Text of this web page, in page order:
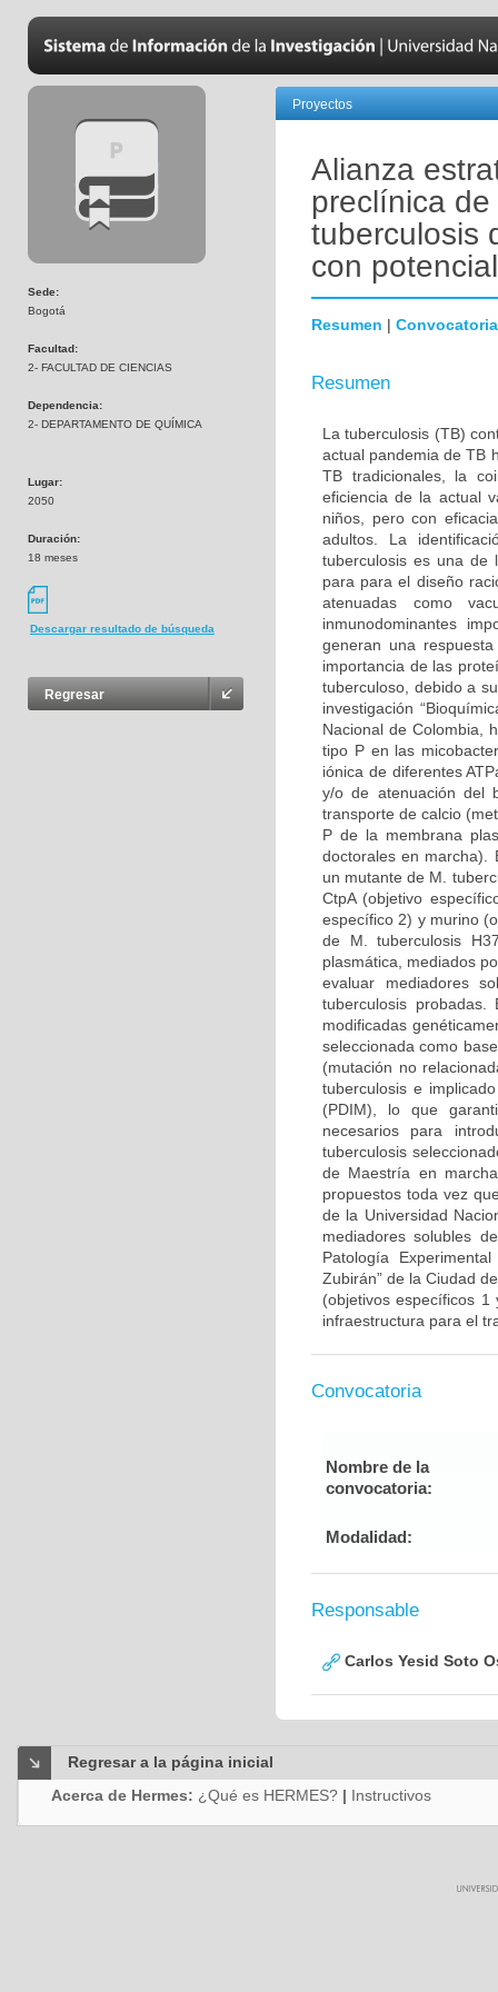
Sede:
Bogotá
Facultad:
2- FACULTAD DE CIENCIAS
Dependencia:
2- DEPARTAMENTO DE QUÍMICA
Lugar:
2050
Duración:
18 meses
Descargar resultado de búsqueda
Regresar
Proyectos
Alianza
preclínica
tuberculosis
con
Resumen | Convocatoria
Resumen
La tuberculosis (TB)
actual pandemia de TB
TB tradicionales, la
eficiencia de la actual
niños, pero con
adultos. La
tuberculosis es una de
para para el diseño
atenuadas como
inmunodominantes
generan una
importancia de las
tuberculoso, debido a
investigación
Nacional de Colombia,
tipo P en las
iónica de diferentes
y/o de atenuación del
transporte de calcio
P de la membrana
doctorales en marcha).
un mutante de M.
CtpA (objetivo
específico 2) y murino
de M. tuberculosis
plasmática, mediados
evaluar mediadores
tuberculosis
modificadas
seleccionada como
(mutación no
tuberculosis e
(PDIM), lo que
necesarios para
tuberculosis
de Maestría en
propuestos toda vez
de la Universidad
mediadores solubles
Patología
Zubirán” de la Ciudad
(objetivos específicos
infraestructura para el
Convocatoria
Nombre de la
convocatoria:
Modalidad:
Responsable
Carlos Yesid Soto
Regresar a la página inicial
Acerca de Hermes: ¿Qué es HERMES? | Instructivos